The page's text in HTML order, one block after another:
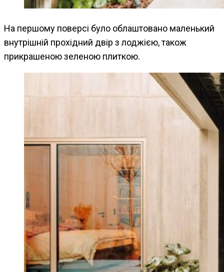
На першому поверсі було облаштовано маленький
внутрішній прохідний двір з лоджією, також
прикрашеною зеленою плиткою.